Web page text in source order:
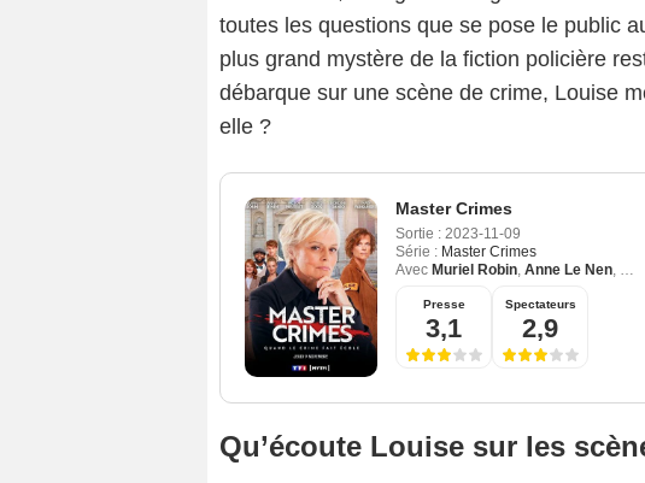
toutes les questions que se pose le public
plus grand mystère de la fiction policière
débarque sur une scène de crime, Louise
elle ?
Master Crimes
Sortie : 2023-11-09
Série : Master Crimes
Avec Muriel Robin, Anne Le Nen,
Presse
3,1
Spectateurs
2,9
Qu’écoute Louise sur les